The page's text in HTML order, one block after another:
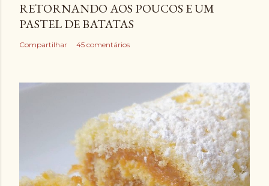
RETORNANDO AOS POUCOS E UM
PASTEL DE BATATAS
Compartilhar 45 comentários